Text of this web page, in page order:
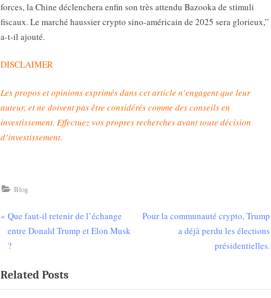
forces, la Chine déclenchera enfin son très attendu Bazooka de stimuli
fiscaux. Le marché haussier crypto sino-américain de 2025 sera glorieux,”
a-t-il ajouté.
DISCLAIMER
Les propos et opinions exprimés dans cet article n’engagent que leur
auteur, et ne doivent pas être considérés comme des conseils en
investissement. Effectuez vos propres recherches avant toute décision
d’investissement.
Blog
Navigation
de
l’article
P
r
e
i
o
Que faut-il retenir de l’échange
entre Donald Trump et Elon Musk
?
N
o
Pour la communauté crypto, Trump
a déjà perdu les élections
présidentielles.
Related Posts